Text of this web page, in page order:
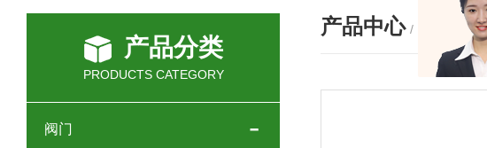
OEMER三相同步电机MTES 132SB/2参数及应用
OEMER三相同步电机MTES 160MA/2参数及应用
产品分类
PRODUCTS CATEGORY
阀门
产品中心 / PRODUCTS